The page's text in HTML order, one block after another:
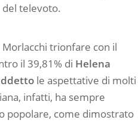
televoto.
trionfare con il
il 39,81% di Helena
le aspettative di molti
infatti, ha sempre
popolare, come dimostrato